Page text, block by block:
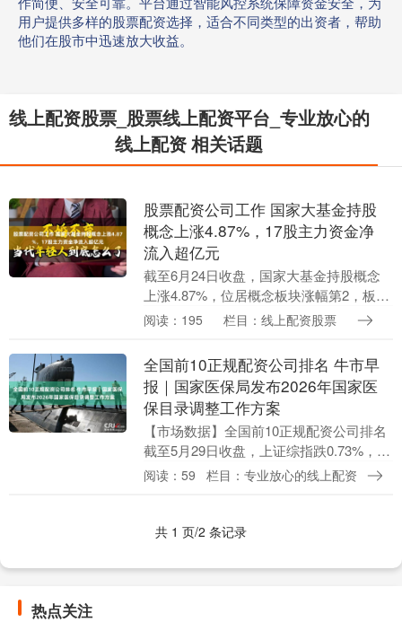
用户提供多样的股票配资选择，适合不同类型的出资者，帮助
他们在股市中迅速放大收益。
线上配资股票_股票线上配资平台_专业放心的
线上配资 相关话题
股票配资公司工作 国家大基金持股
概念上涨4.87%，17股主力资金净
流入超亿元
截至6月24日收盘，国家大基金持股概念
上涨4.87%，位居概念板块涨幅第2，板块
内，43股上涨，雅克科技、长电科技等涨
前，分....
阅读：195 栏目：线上配资股票
全国前10正规配资公司排名 牛市早
报｜国家医保局发布2026年国家医
保目录调整工作方案
【市场数据】全国前10正规配资公司排名
截至5月29日收盘，上证综指跌0.73%，报
4068.57点；深证成指跌1.81%，报
阅读：59 栏目：专业放心的线上配资
共 1 页/2 条记录
热点关注